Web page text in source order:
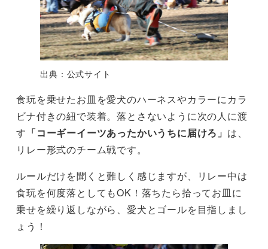
出典：公式サイト
食玩を乗せたお皿を愛犬のハーネスやカラーにカラ
ビナ付きの紐で装着。落とさないように次の人に渡
す 「コーギーイーツあったかいうちに届けろ」 は、
リレー形式のチーム戦です。
ルールだけを聞くと難しく感じますが、リレー中は
食玩を何度落としてもOK！落ちたら拾ってお皿に
乗せを繰り返しながら、愛犬とゴールを目指しまし
ょう！